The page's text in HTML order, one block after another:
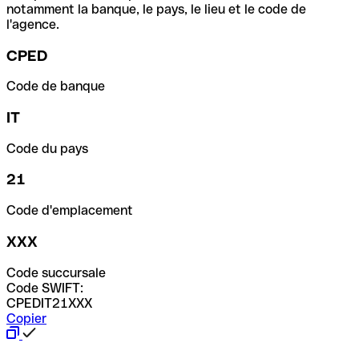
notamment la banque, le pays, le lieu et le code de
l'agence.
CPED
Code de banque
IT
Code du pays
21
Code d'emplacement
XXX
Code succursale
Code SWIFT:
CPEDIT21XXX
Copier